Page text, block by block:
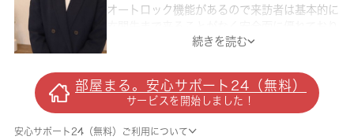
オートロック機能があるので来訪者は基本的に
ます。留守中に注文した商品が届くので、配送
用部に備えております。徒歩5分で駅にアクセ
ス可能な、魅力的な駅近物件です。バストイレ
別になっている物件です。オシャレなワンルー
ムでの一人暮らしはとても快適です。中野区に
続きを読む
部屋まる。安心サポート24（無料）
サービスを開始しました！
安心サポート24（無料）ご利用について